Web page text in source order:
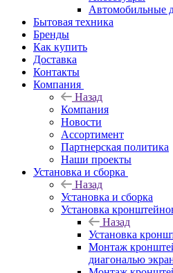
Автомобильные
Бытовая техника
Бренды
Как купить
Доставка
Контакты
Компания
Назад
Компания
Новости
Ассортимент
Партнерская политика
Наши проекты
Установка и сборка
Назад
Установка и сборка
Установка
Назад
Установка
Монтаж
диагональю